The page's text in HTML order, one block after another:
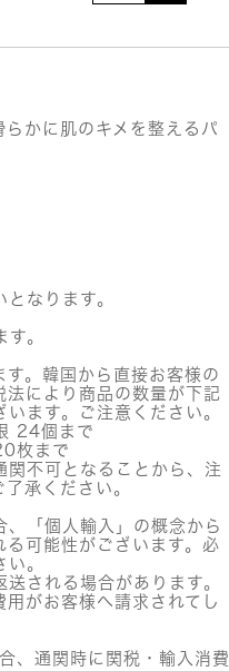
かに肌のキメを整えるパ
なります。
。
。韓国から直接お客様の
により商品の数量が下記
ます。ご注意ください。
24個まで
枚まで
不可となることから、注
承ください。
「個人輸入」の概念から
可能性がございます。必
。
される場合があります。
がお客様へ請求されてし
、通関時に関税・輸入消費